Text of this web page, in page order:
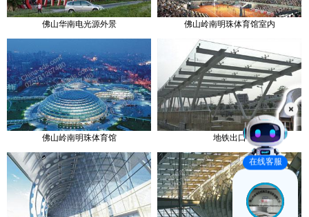
佛山华南电光源外景 佛山岭南明珠体育馆室内
佛山岭南明珠体育馆 地铁出口
在线客服